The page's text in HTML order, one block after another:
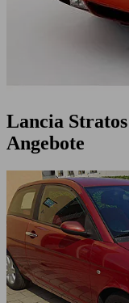
Lancia
Angebote